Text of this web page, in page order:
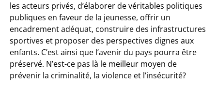
les acteurs privés, d’élaborer de véritables politiques
publiques en faveur de la jeunesse, offrir un
encadrement adéquat, construire des infrastructures
sportives et proposer des perspectives dignes aux
enfants. C’est ainsi que l’avenir du pays pourra être
préservé. N’est-ce pas là le meilleur moyen de
prévenir la criminalité, la violence et l’insécurité?